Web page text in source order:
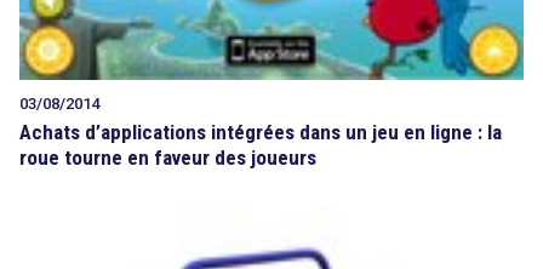
03/08/2014
Achats d’applications intégrées dans un jeu en ligne : la
roue tourne en faveur des joueurs